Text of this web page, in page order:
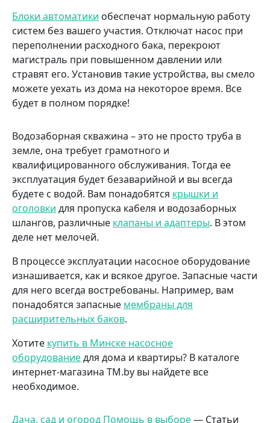
Блоки автоматики обеспечат нормальную работу
систем без вашего участия. Отключат насос при
переполнении расходного бака, перекроют
магистраль при повышенном давлении или
стравят его. Установив такие устройства, вы смело
можете уехать из дома на некоторое время. Все
будет в полном порядке!
Водозаборная скважина – это не просто труба в
земле, она требует грамотного и
квалифицированного обслуживания. Тогда ее
эксплуатация будет безаварийной и вы всегда
будете с водой. Вам понадобятся крышки и
оголовки для пропуска кабеля и водозаборных
шлангов, различные клапаны и адаптеры. В этом
деле нет мелочей.
В процессе эксплуатации насосное оборудование
изнашивается, как и всякое другое. Запасные части
для него всегда востребованы. Например, вам
понадобятся запасные мембраны для
расширительных баков.
Хотите купить в Минске насосное
оборудованиедля дома и квартиры? В каталоге
интернет-магазина TM.by вы найдете все
необходимое.
Дача, сад и огород Помощь в выборе— Статьи